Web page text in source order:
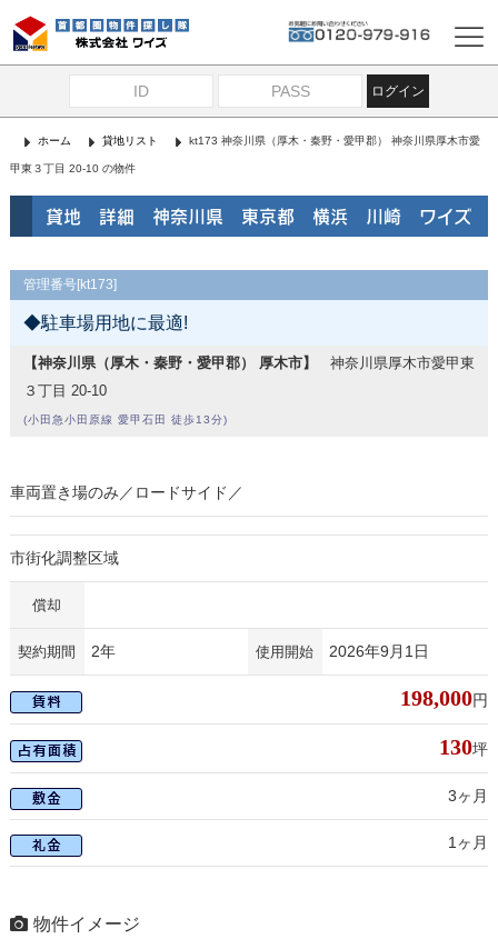
ログイン
ホーム 貸地リスト kt173 神奈川県（厚木・秦野・愛甲郡） 神奈川県厚木市愛
甲東３丁目 20-10 の物件
貸地 詳細 神奈川県 東京都 横浜 川崎 ワイズ
管理番号[kt173]
◆駐車場用地に最適!
【神奈川県（厚木・秦野・愛甲郡） 厚木市】
神奈川県厚木市愛甲東
３丁目 20-10
(小田急小田原線 愛甲石田 徒歩13分)
車両置き場のみ／ロードサイド／
市街化調整区域
償却
契約期間 2年 使用開始 2026年9月1日
198,000円
130坪
3ヶ月
1ヶ月
物件イメージ